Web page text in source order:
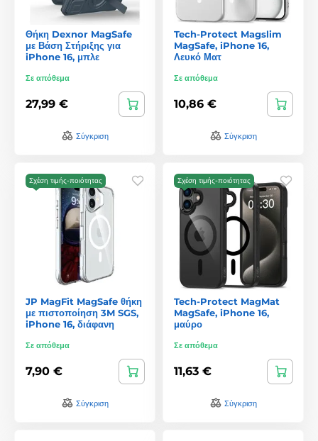
Θήκη Dexnor MagSafe
με Βάση Στήριξης για
iPhone 16, μπλε
Σε απόθεμα
27,99 €
Σύγκριση
Tech-Protect Magslim
MagSafe, iPhone 16,
Λευκό Ματ
Σε απόθεμα
10,86 €
Σύγκριση
Σχέση τιμής-ποιότητας
JP MagFit MagSafe θήκη
με πιστοποίηση 3M SGS,
iPhone 16, διάφανη
Σε απόθεμα
7,90 €
Σύγκριση
Σχέση τιμής-ποιότητας
Tech-Protect MagMat
MagSafe, iPhone 16,
μαύρο
Σε απόθεμα
11,63 €
Σύγκριση